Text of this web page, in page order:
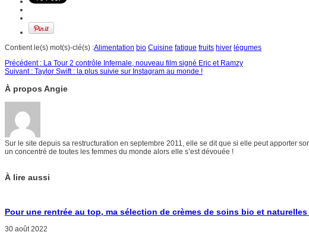
Contient le(s) mot(s)-clé(s) :Alimentation bio Cuisine fatigue fruits hiver légumes
Précédent : La Tour 2 contrôle Infernale, nouveau film signé Eric et Ramzy
Suivant : Taylor Swift : la plus suivie sur Instagram au monde !
À propos Angie
Sur le site depuis sa restructuration en septembre 2011, elle se dit que si elle peut apporter
un concentré de toutes les femmes du monde alors elle s’est dévouée !
À lire aussi
Pour une rentrée au top, ma sélection de crèmes de soins bio et
30 août 2022